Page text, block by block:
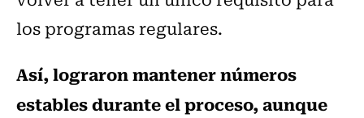
los programas regulares.
Así, lograron mantener números
estables durante el proceso, aunque